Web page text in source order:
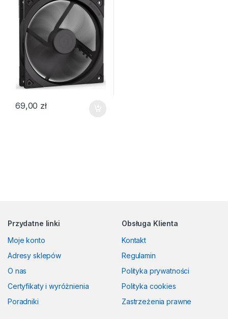
69,00 zł
Przydatne linki
Moje konto
Adresy sklepów
O nas
Certyfikaty i wyróżnienia
Poradniki
Obsługa Klienta
Kontakt
Regulamin
Polityka prywatności
Polityka cookies
Zastrzeżenia prawne